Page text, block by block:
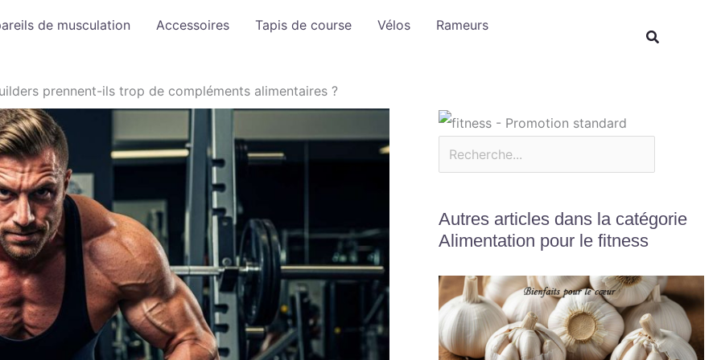
de musculation Accessoires Tapis de course Vélos
Rameurs
prennent-ils trop de compléments alimentaires ?
Autres articles dans la catégorie
Alimentation pour le fitness